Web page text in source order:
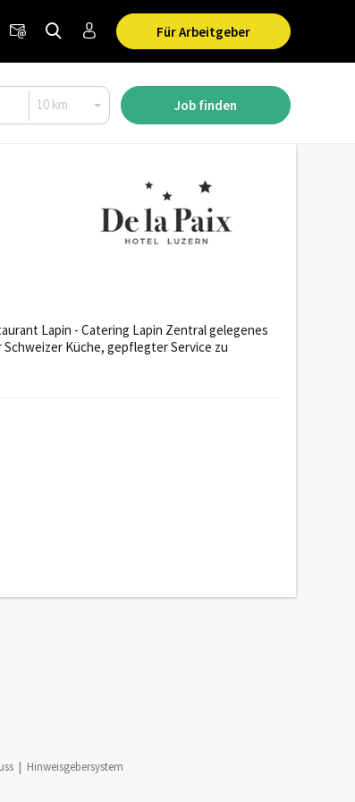
Für Arbeitgeber
Job finden
Lapin - Catering Lapin Zentral gelegenes
Küche, gepflegter Service zu
Hinweisgebersystem